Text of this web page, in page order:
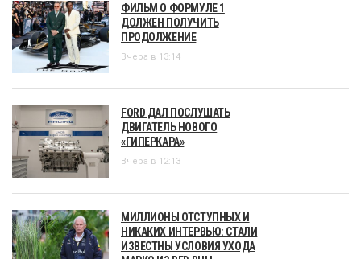
ФИЛЬМ О ФОРМУЛЕ 1
ДОЛЖЕН ПОЛУЧИТЬ
ПРОДОЛЖЕНИЕ
Вчера в 13:14
FORD ДАЛ ПОСЛУШАТЬ
ДВИГАТЕЛЬ НОВОГО
«ГИПЕРКАРА»
Вчера в 12:13
МИЛЛИОНЫ ОТСТУПНЫХ И
НИКАКИХ ИНТЕРВЬЮ: СТАЛИ
ИЗВЕСТНЫ УСЛОВИЯ УХОДА